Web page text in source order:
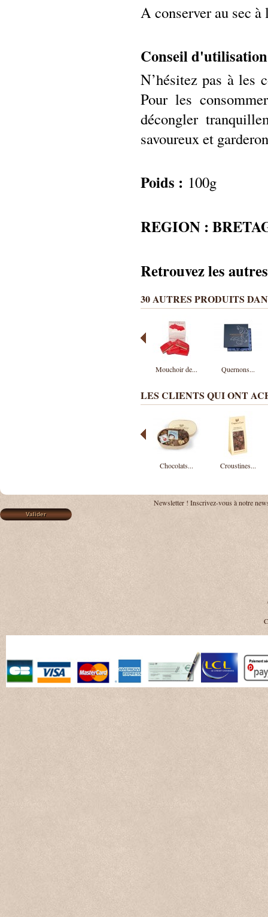
A conserver au sec
Conseil
N’hésitez pas à les
Pour les
décongler
savoureux et
Poids : 100g
REGION :
Retrouvez les
30 AUTRES PRODUITS
Mouchoir de... Quernons...
LES CLIENTS QUI ONT
Chocolats... Croustines...
Newsletter ! Inscrivez-vous à notre